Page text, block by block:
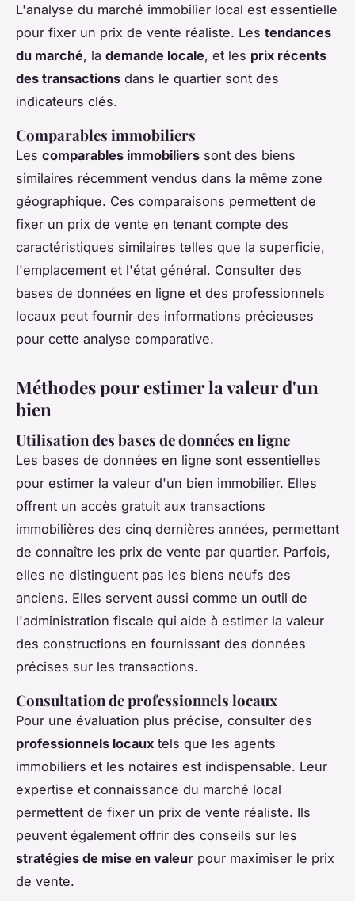
L'analyse du marché immobilier local est essentielle
pour fixer un prix de vente réaliste. Les tendances
du marché, la demande locale, et les prix récents
des transactions dans le quartier sont des
indicateurs clés.
Comparables immobiliers
Les comparables immobiliers sont des biens
similaires récemment vendus dans la même zone
géographique. Ces comparaisons permettent de
fixer un prix de vente en tenant compte des
caractéristiques similaires telles que la superficie,
l'emplacement et l'état général. Consulter des
bases de données en ligne et des professionnels
locaux peut fournir des informations précieuses
pour cette analyse comparative.
Méthodes pour estimer la valeur d'un
bien
Utilisation des bases de données en ligne
Les bases de données en ligne sont essentielles
pour estimer la valeur d'un bien immobilier. Elles
offrent un accès gratuit aux transactions
immobilières des cinq dernières années, permettant
de connaître les prix de vente par quartier. Parfois,
elles ne distinguent pas les biens neufs des
anciens. Elles servent aussi comme un outil de
l'administration fiscale qui aide à estimer la valeur
des constructions en fournissant des données
précises sur les transactions.
Consultation de professionnels locaux
Pour une évaluation plus précise, consulter des
professionnels locaux tels que les agents
immobiliers et les notaires est indispensable. Leur
expertise et connaissance du marché local
permettent de fixer un prix de vente réaliste. Ils
peuvent également offrir des conseils sur les
stratégies de mise en valeur pour maximiser le prix
de vente.